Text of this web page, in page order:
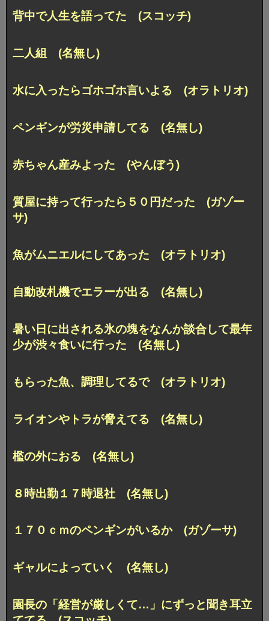
背中で人生を語ってた (スコッチ)
二人組 (名無し)
水に入ったらゴホゴホ言いよる (オラトリオ)
ペンギンが労災申請してる (名無し)
赤ちゃん産みよった (やんぼう)
質屋に持って行ったら５０円だった (ガゾー
サ)
魚がムニエルにしてあった (オラトリオ)
自動改札機でエラーが出る (名無し)
暑い日に出される氷の塊をなんか談合して最年
少が渋々食いに行った (名無し)
もらった魚、調理してるで (オラトリオ)
ライオンやトラが脅えてる (名無し)
檻の外におる (名無し)
８時出勤１７時退社 (名無し)
１７０ｃｍのペンギンがいるか (ガゾーサ)
ギャルによっていく (名無し)
園長の「経営が厳しくて…」にずっと聞き耳立